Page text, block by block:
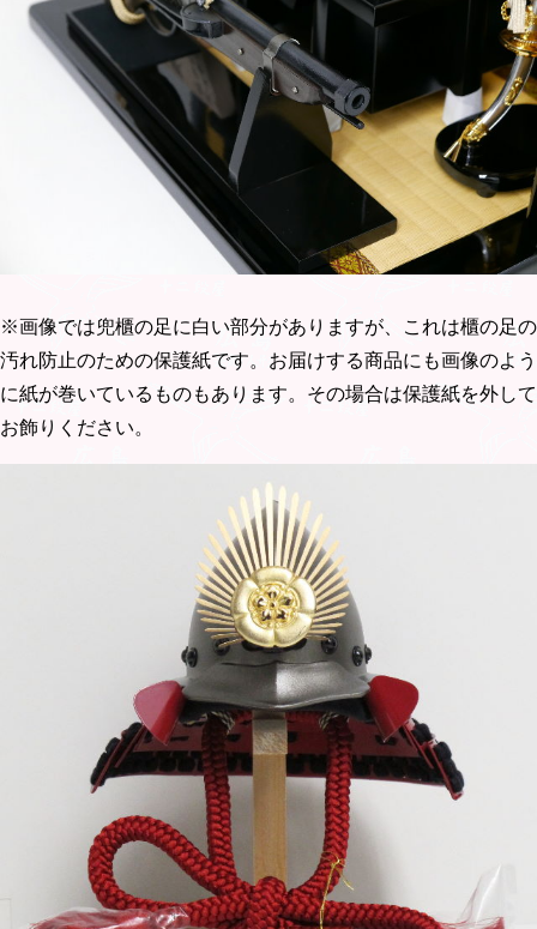
※画像では兜櫃の足に白い部分がありますが、これは櫃の足の
汚れ防止のための保護紙です。お届けする商品にも画像のよう
に紙が巻いているものもあります。その場合は保護紙を外して
お飾りください。